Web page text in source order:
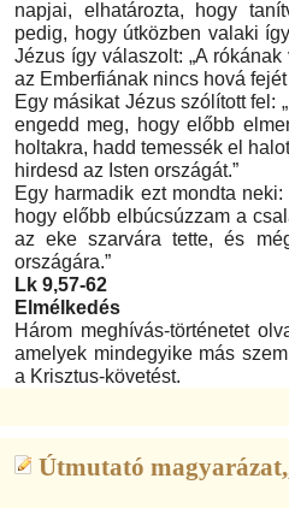
napjai, elhatározta, hogy
pedig, hogy útközben valaki
Jézus így válaszolt: „A
az Emberfiának nincs hová
Egy másikat Jézus szólított fel:
engedd meg, hogy előbb
holtakra, hadd temessék el
hirdesd az Isten országát.”
Egy harmadik ezt mondta
hogy előbb elbúcsúzzam a
az eke szarvára tette, és
országára.”
Lk 9,57-62
Elmélkedés
Három meghívás-történetet
amelyek mindegyike más
a Krisztus-követést.
Útmutató